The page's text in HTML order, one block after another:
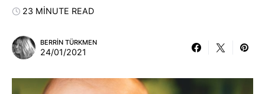
23 MINUTE READ
BERRIN TÜRKMEN
24/01/2021